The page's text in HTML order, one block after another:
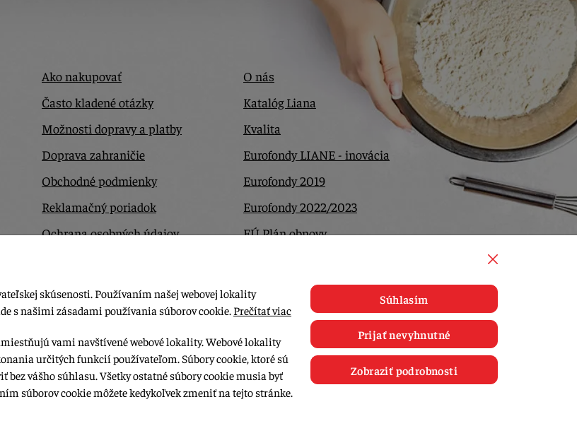
Ako nakupovať
Často kladené otázky
Možnosti dopravy a platby
Doprava zahraničie
Obchodné podmienky
Reklamačný poriadok
Ochrana osobných údajov
O nás
Katalóg Liana
Kvalita
Eurofondy LIANE - inovácia
Eurofondy 2019
Eurofondy 2022/2023
EÚ Plán obnovy
skúsenosti. Používaním našej webovej lokality
s našimi zásadami používania súborov cookie. Prečítať viac
vami navštívené webové lokality. Webové lokality
určitých funkcií používateľom. Súbory cookie, ktoré sú
vášho súhlasu. Všetky ostatné súbory cookie musia byť
súborov cookie môžete kedykoľvek zmeniť na tejto stránke.
Súhlasím
Prijať nevyhnutné
Zobraziť podrobnosti